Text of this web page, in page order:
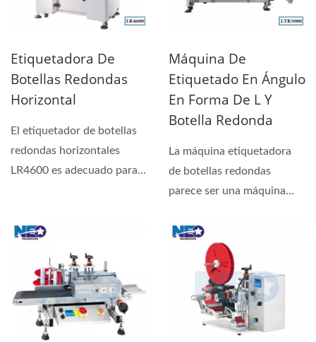
Etiquetadora De
Botellas Redondas
Horizontal
El etiquetador de botellas
redondas horizontales
LR4600 es adecuado para
Máquina De
Etiquetado En Ángulo
En Forma De L Y
Botella Redonda
La máquina etiquetadora
de botellas redondas
parece ser una máquina